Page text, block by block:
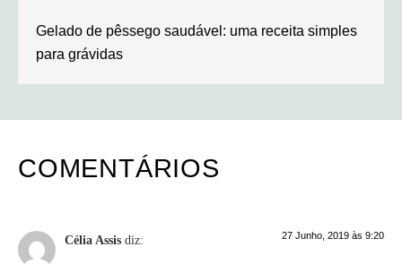
Gelado de pêssego saudável: uma receita simples
para grávidas
COMENTÁRIOS
Célia Assis diz: 27 Junho, 2019 às 9:20